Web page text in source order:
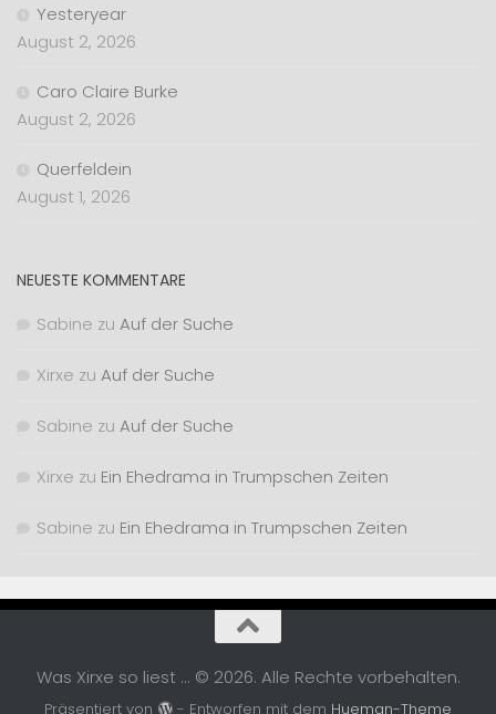
Yesteryear
August 2, 2026
Caro Claire Burke
August 2, 2026
Querfeldein
August 1, 2026
NEUESTE KOMMENTARE
Sabine zu Auf der Suche
Xirxe zu Auf der Suche
Sabine zu Auf der Suche
Xirxe zu Ein Ehedrama in Trumpschen Zeiten
Sabine zu Ein Ehedrama in Trumpschen Zeiten
Was Xirxe so liest ... © 2026. Alle Rechte vorbehalten.
Präsentiert von - Entworfen mit dem Hueman-Theme